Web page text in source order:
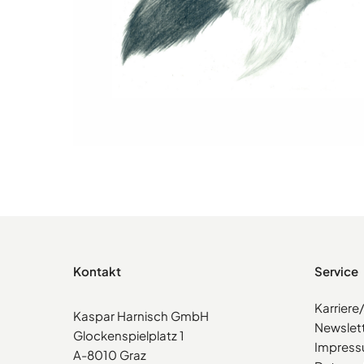
Kontakt
Kaspar Harnisch GmbH
Glockenspielplatz 1
A-8010 Graz
Service